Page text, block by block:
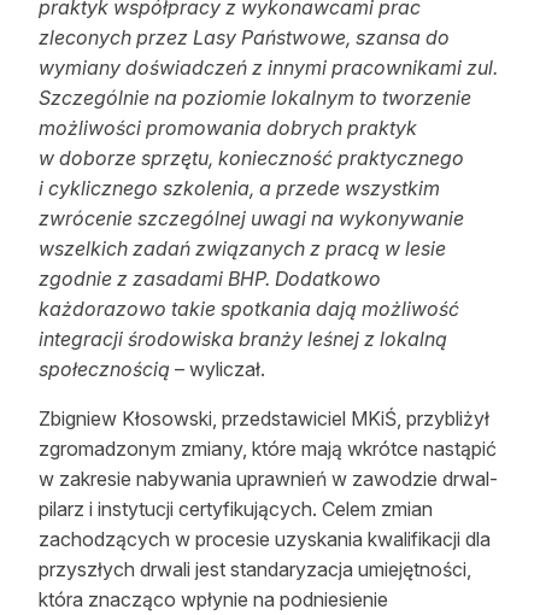
praktyk współpracy z wykonawcami prac
zleconych przez Lasy Państwowe, szansa do
wymiany doświadczeń z innymi pracownikami zul.
Szczególnie na poziomie lokalnym to tworzenie
możliwości promowania dobrych praktyk
w doborze sprzętu, konieczność praktycznego
i cyklicznego szkolenia, a przede wszystkim
zwrócenie szczególnej uwagi na wykonywanie
wszelkich zadań związanych z pracą w lesie
zgodnie z zasadami BHP. Dodatkowo
każdorazowo takie spotkania dają możliwość
integracji środowiska branży leśnej z lokalną
społecznością – wyliczał.
Zbigniew Kłosowski, przedstawiciel MKiŚ, przybliżył
zgromadzonym zmiany, które mają wkrótce nastąpić
w zakresie nabywania uprawnień w zawodzie drwal-
pilarz i instytucji certyfikujących. Celem zmian
zachodzących w procesie uzyskania kwalifikacji dla
przyszłych drwali jest standaryzacja umiejętności,
która znacząco wpłynie na podniesienie